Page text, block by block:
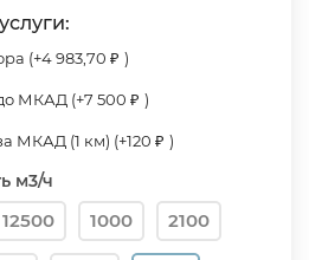
(+4 983,70 ₽ )
МКАД (+7 500 ₽ )
МКАД (1 км) (+120 ₽ )
м3/ч
12500 1000 2100